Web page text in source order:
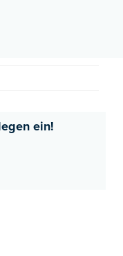
ein!